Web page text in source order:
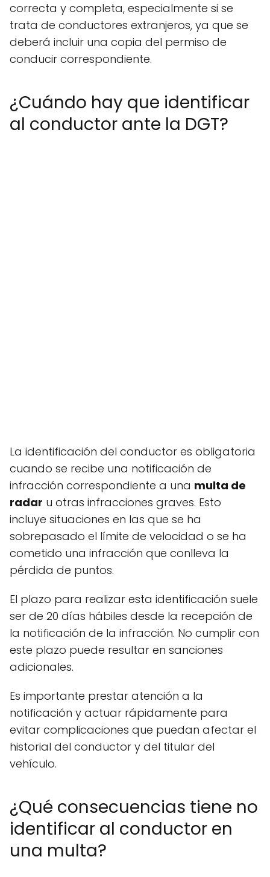
correcta y completa, especialmente si se
trata de conductores extranjeros, ya que se
deberá incluir una copia del permiso de
conducir correspondiente.
¿Cuándo hay que identificar
al conductor ante la DGT?
La identificación del conductor es obligatoria
cuando se recibe una notificación de
infracción correspondiente a una multa de
radar u otras infracciones graves. Esto
incluye situaciones en las que se ha
sobrepasado el límite de velocidad o se ha
cometido una infracción que conlleva la
pérdida de puntos.
El plazo para realizar esta identificación suele
ser de 20 días hábiles desde la recepción de
la notificación de la infracción. No cumplir con
este plazo puede resultar en sanciones
adicionales.
Es importante prestar atención a la
notificación y actuar rápidamente para
evitar complicaciones que puedan afectar el
historial del conductor y del titular del
vehículo.
¿Qué consecuencias tiene no
identificar al conductor en
una multa?